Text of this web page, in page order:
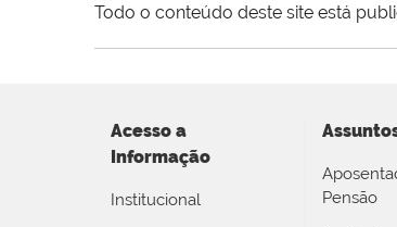
Todo o conteúdo deste site está
Acesso a
Informação
Institucional
Pensão